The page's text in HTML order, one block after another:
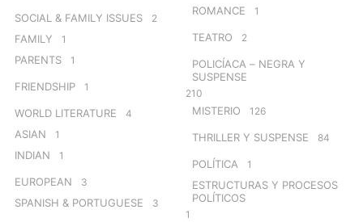
SOCIAL & FAMILY ISSUES 2
FAMILY 1
PARENTS 1
FRIENDSHIP 1
WORLD LITERATURE 4
ASIAN 1
INDIAN 1
EUROPEAN 3
SPANISH & PORTUGUESE 3
ROMANCE 1
TEATRO 2
POLICÍACA – NEGRA Y
SUSPENSE
210
MISTERIO 126
THRILLER Y SUSPENSE 84
POLÍTICA 1
ESTRUCTURAS Y PROCESOS
POLÍTICOS
1